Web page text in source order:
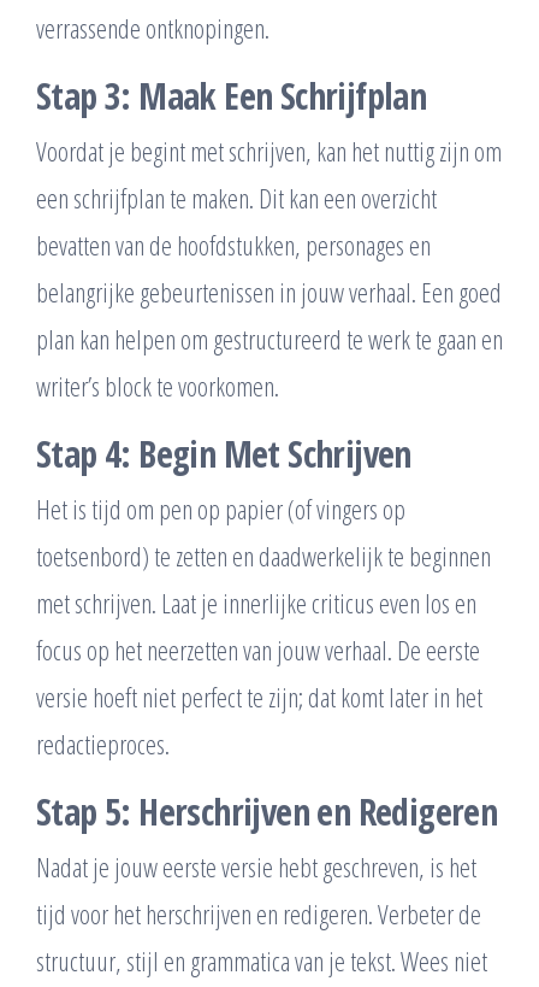
verrassende ontknopingen.
Stap 3: Maak Een Schrijfplan
Voordat je begint met schrijven, kan het nuttig zijn om
een schrijfplan te maken. Dit kan een overzicht
bevatten van de hoofdstukken, personages en
belangrijke gebeurtenissen in jouw verhaal. Een goed
plan kan helpen om gestructureerd te werk te gaan en
writer’s block te voorkomen.
Stap 4: Begin Met Schrijven
Het is tijd om pen op papier (of vingers op
toetsenbord) te zetten en daadwerkelijk te beginnen
met schrijven. Laat je innerlijke criticus even los en
focus op het neerzetten van jouw verhaal. De eerste
versie hoeft niet perfect te zijn; dat komt later in het
redactieproces.
Stap 5: Herschrijven en Redigeren
Nadat je jouw eerste versie hebt geschreven, is het
tijd voor het herschrijven en redigeren. Verbeter de
structuur, stijl en grammatica van je tekst. Wees niet